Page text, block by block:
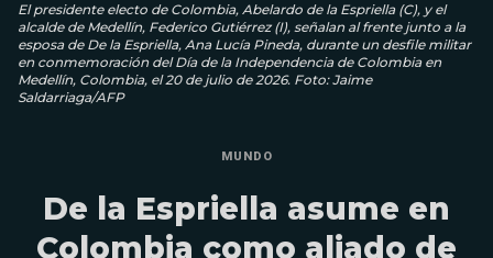
El presidente electo de Colombia, Abelardo de la Espriella (C), y el
alcalde de Medellín, Federico Gutiérrez (I), señalan al frente junto a la
esposa de De la Espriella, Ana Lucía Pineda, durante un desfile militar
en conmemoración del Día de la Independencia de Colombia en
Medellín, Colombia, el 20 de julio de 2026. Foto: Jaime
Saldarriaga/AFP
MUNDO
De la Espriella asume en
Colombia como aliado de